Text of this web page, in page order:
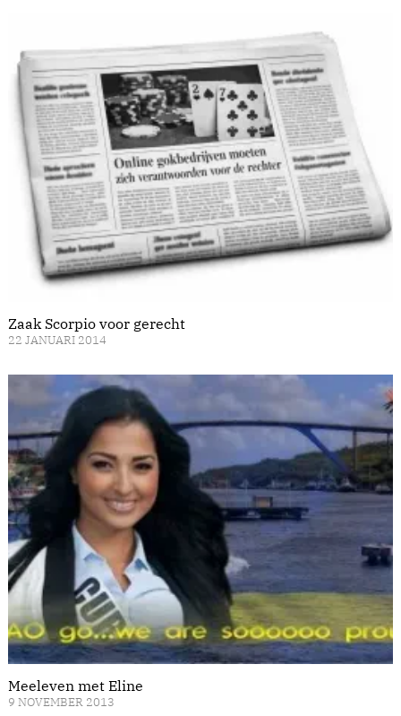
Zaak Scorpio voor gerecht
22 JANUARI 2014
Meeleven met Eline
9 NOVEMBER 2013